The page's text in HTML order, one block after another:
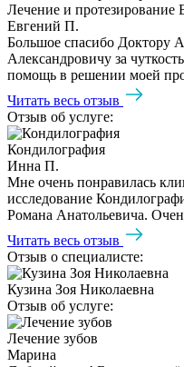
Лечение и
Евгений П.
Большое спасибо Доктору
Александровичу за
помощь в решении моей
Читать весь отзыв
Отзыв об услуге:
Кондилография
Инна П.
Мне очень понравилась
исследование
Романа Анатольевича.
Читать весь отзыв
Отзыв о специалисте:
Кузина Зоя Николаевна
Отзыв об услуге:
Лечение зубов
Марина